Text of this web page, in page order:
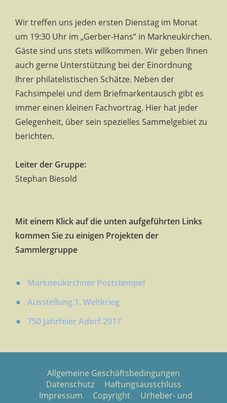
Wir treffen uns jeden ersten Dienstag im Monat
um 19:30 Uhr im „Gerber-Hans“ in Markneukirchen.
Gäste sind uns stets willkommen. Wir geben Ihnen
auch gerne Unterstützung bei der Einordnung
Ihrer philatelistischen Schätze. Neben der
Fachsimpelei und dem Briefmarkentausch gibt es
immer einen kleinen Fachvortrag. Hier hat jeder
Gelegenheit, über sein spezielles Sammelgebiet zu
berichten.
Leiter der Gruppe:
Stephan Biesold
Mit einem Klick auf die unten aufgeführten Links
kommen Sie zu einigen Projekten der
Sammlergruppe
Markneukirchner Poststempel
Ausstellung 1. Weltkrieg
750 Jahrfeier Adorf 2017
Allgemeine Geschäftsbedingungen
Datenschutz
Haftungsausschluss
Impressum
Copyright
Urheber- und